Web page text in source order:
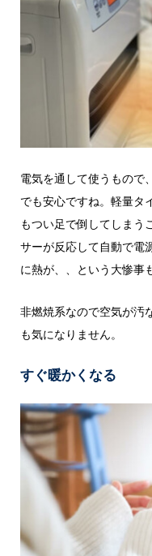
電気を通して使うもので
でも安心ですね。軽量タ
もつい足で倒してしまう
サーが反応して自動で電
に熱が、、という大惨事
非燃焼系なので空気が汚
も気になりません。
すぐ暖かくなる